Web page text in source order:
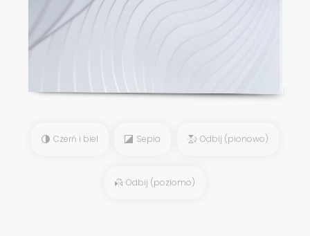
Czerń i biel Sepia Odbij (pionowo)
Odbij (poziomo)